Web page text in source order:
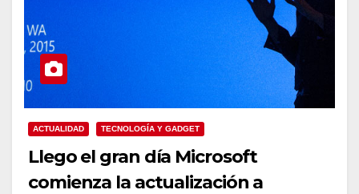
ACTUALIDAD TECNOLOGÍA Y GADGET
Llego el gran día Microsoft
comienza la actualización a